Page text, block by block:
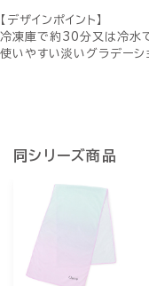
【デザインポイント】
冷凍庫で約30分又は冷水
使いやすい淡いグラデーシ
同シリーズ商品